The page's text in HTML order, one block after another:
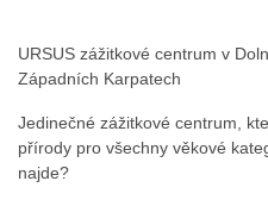
URSUS zážitkové centrum v
Západních Karpatech
Jedinečné zážitkové centrum,
přírody pro všechny věkové
najde?